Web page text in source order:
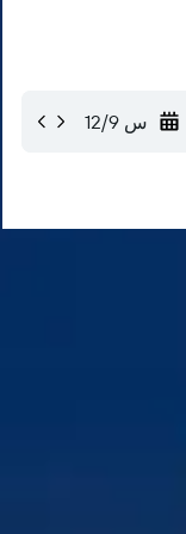
س 12/9